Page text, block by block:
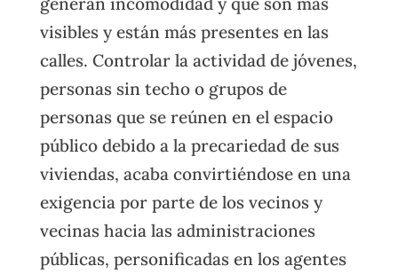
visibles y están más presentes en las
calles. Controlar la actividad de jóvenes,
personas sin techo o grupos de
personas que se reúnen en el espacio
público debido a la precariedad de sus
viviendas, acaba convirtiéndose en una
exigencia por parte de los vecinos y
vecinas hacia las administraciones
públicas, personificadas en los agentes